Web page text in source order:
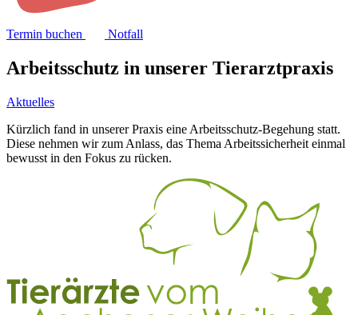
Termin buchen Notfall
Arbeitsschutz in unserer Tierarztpraxis
Aktuelles
Kürzlich fand in unserer Praxis eine Arbeitsschutz-Begehung statt.
Diese nehmen wir zum Anlass, das Thema Arbeitssicherheit einmal
bewusst in den Fokus zu rücken.